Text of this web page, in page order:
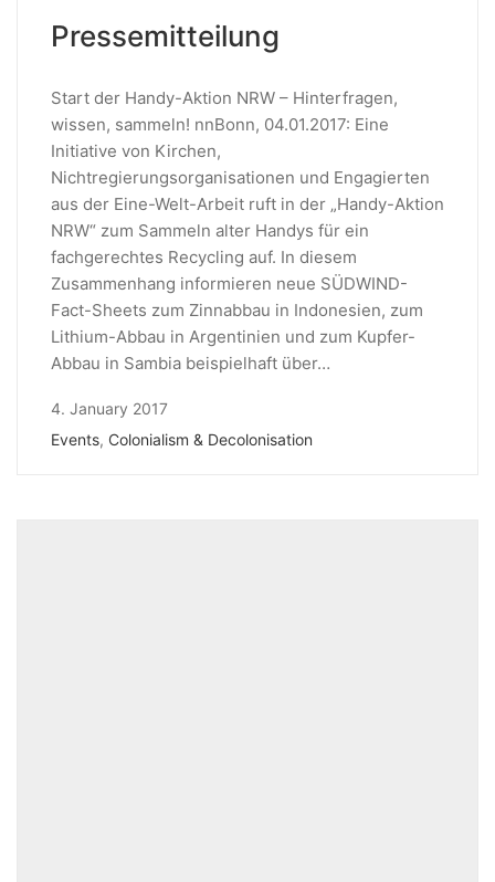
Pressemitteilung
Start der Handy-Aktion NRW – Hinterfragen,
wissen, sammeln! nnBonn, 04.01.2017: Eine
Initiative von Kirchen,
Nichtregierungsorganisationen und Engagierten
aus der Eine-Welt-Arbeit ruft in der „Handy-Aktion
NRW“ zum Sammeln alter Handys für ein
fachgerechtes Recycling auf. In diesem
Zusammenhang informieren neue SÜDWIND-
Fact-Sheets zum Zinnabbau in Indonesien, zum
Lithium-Abbau in Argentinien und zum Kupfer-
Abbau in Sambia beispielhaft über…
4. January 2017
Events, Colonialism & Decolonisation